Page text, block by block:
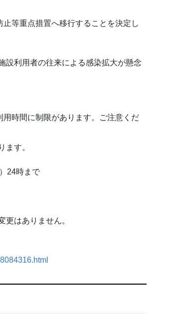
等重点措置へ移行することを決定し
設利用者の往来による感染拡大が懸念
時間に制限があります。ご注意くだ
ます。
24時まで
はありません。